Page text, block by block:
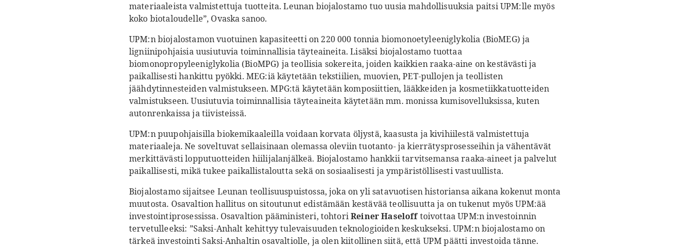
materiaaleista valmistettuja tuotteita. Leunan biojalostamo tuo uusia mahdollisuuksia paitsi UPM:lle myös
koko biotaloudelle”, Ovaska sanoo.
UPM:n biojalostamon vuotuinen kapasiteetti on 220 000 tonnia biomonoetyleeniglykolia (BioMEG) ja
ligniinipohjaisia uusiutuvia toiminnallisia täyteaineita. Lisäksi biojalostamo tuottaa
biomonopropyleeniglykolia (BioMPG) ja teollisia sokereita, joiden kaikkien raaka-aine on kestävästi ja
paikallisesti hankittu pyökki. MEG:iä käytetään tekstiilien, muovien, PET-pullojen ja teollisten
jäähdytinnesteiden valmistukseen. MPG:tä käytetään komposiittien, lääkkeiden ja kosmetiikkatuotteiden
valmistukseen. Uusiutuvia toiminnallisia täyteaineita käytetään mm. monissa kumisovelluksissa, kuten
autonrenkaissa ja tiivisteissä.
UPM:n puupohjaisilla biokemikaaleilla voidaan korvata öljystä, kaasusta ja kivihiilestä valmistettuja
materiaaleja. Ne soveltuvat sellaisinaan olemassa oleviin tuotanto- ja kierrätysprosesseihin ja vähentävät
merkittävästi lopputuotteiden hiilijalanjälkeä. Biojalostamo hankkii tarvitsemansa raaka-aineet ja palvelut
paikallisesti, mikä tukee paikallistaloutta sekä on sosiaalisesti ja ympäristöllisesti vastuullista.
Biojalostamo sijaitsee Leunan teollisuuspuistossa, joka on yli satavuotisen historiansa aikana kokenut monta
muutosta. Osavaltion hallitus on sitoutunut edistämään kestävää teollisuutta ja on tukenut myös UPM:ää
investointiprosessissa. Osavaltion pääministeri, tohtoriReiner Haselofftoivottaa UPM:n investoinnin
tervetulleeksi: ”Saksi-Anhalt kehittyy tulevaisuuden teknologioiden keskukseksi. UPM:n biojalostamo on
tärkeä investointi Saksi-Anhaltin osavaltiolle, ja olen kiitollinen siitä, että UPM päätti investoida tänne.